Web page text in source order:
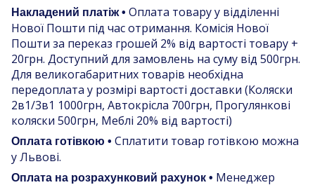
Накладений платіж • Оплата товару у відділенні
Нової Пошти під час отримання. Комісія Нової
Пошти за переказ грошей 2% від вартості товару +
20грн. Доступний для замовлень на суму від 500грн.
Для великогабаритних товарів необхідна
передоплата у розмірі вартості доставки (Коляски
2в1/3в1 1000грн, Автокрісла 700грн, Прогулянкові
коляски 500грн, Меблі 20% від вартості)
Оплата готівкою • Сплатити товар готівкою можна
у Львові.
Оплата на розрахунковий рахунок • Менеджер